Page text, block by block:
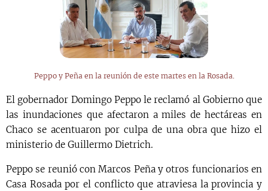
Peppo y Peña en la reunión de este martes en la Rosada.
El gobernador Domingo Peppo le reclamó al Gobierno que
las inundaciones que afectaron a miles de hectáreas en
Chaco se acentuaron por culpa de una obra que hizo el
ministerio de Guillermo Dietrich.
Peppo se reunió con Marcos Peña y otros funcionarios en
Casa Rosada por el conflicto que atraviesa la provincia y